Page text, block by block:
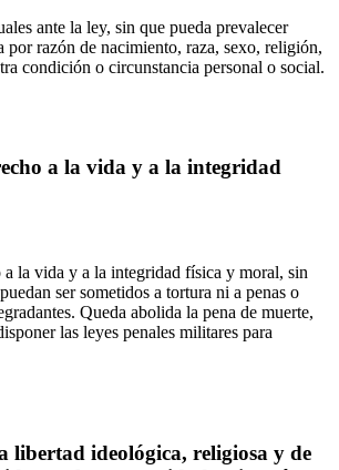
ante la ley, sin que pueda prevalecer
por razón de nacimiento, raza, sexo, religión,
condición o circunstancia personal o social.
a la vida y a la integridad
a la vida y a la integridad física y moral, sin
ser sometidos a tortura ni a penas o
Queda abolida la pena de muerte,
las leyes penales militares para
libertad ideológica, religiosa y de